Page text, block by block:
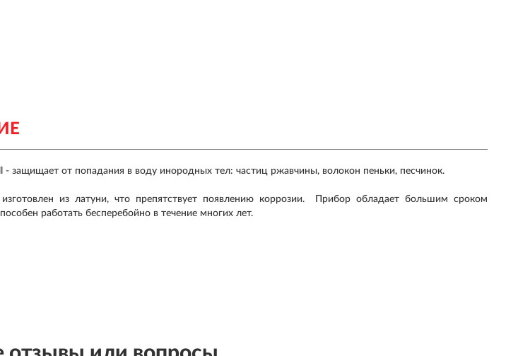
- защищает от попадания в воду инородных тел: частиц ржавчины, волокон пеньки, песчинок.
из латуни, что препятствует появлению коррозии. Прибор обладает большим сроком
работать бесперебойно в течение многих лет.